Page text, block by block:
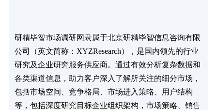
研精毕智市场调研网隶属于北京研精毕智信息咨询有限
公司（英文简称：XYZResearch），是国内领先的行业
研究及企业研究服务供应商。通过有效分析复杂数据和
各类渠道信息，助力客户深入了解所关注的细分市场，
包括市场空间、竞争格局、市场进入策略、用户结构
等，包括深度研究目标企业组织架构，市场策略、销售